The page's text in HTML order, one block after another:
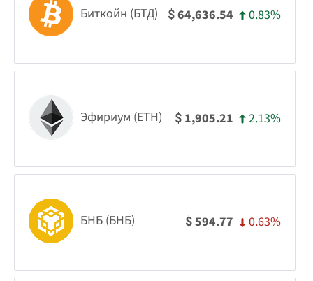
Биткойн (БТД) $64,636.54 0.83%
Эфириум (ETH) $ 1,905.21 2.13%
БНБ (БНБ) $594.77 0.63%